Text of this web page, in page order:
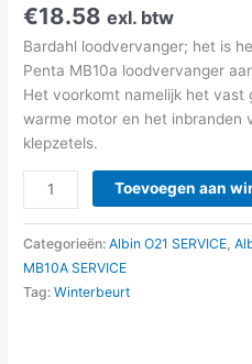
€18.58 exl. btw
Bardahl loodvervanger; het is
Penta MB10a loodvervanger
Het voorkomt namelijk het vast
warme motor en het inbranden
klepzetels.
Toevoegen aan
Categorieën:Albin O21 SERVICE ,
MB10A SERVICE
Tag:Winterbeurt